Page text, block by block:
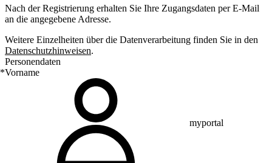
Nach der Registrierung erhalten Sie Ihre Zugangsdaten per E-Mail
an die angegebene Adresse.
Weitere Einzelheiten über die Datenverarbeitung finden Sie in den
Datenschutzhinweisen.
Personendaten
*Vorname
myportal